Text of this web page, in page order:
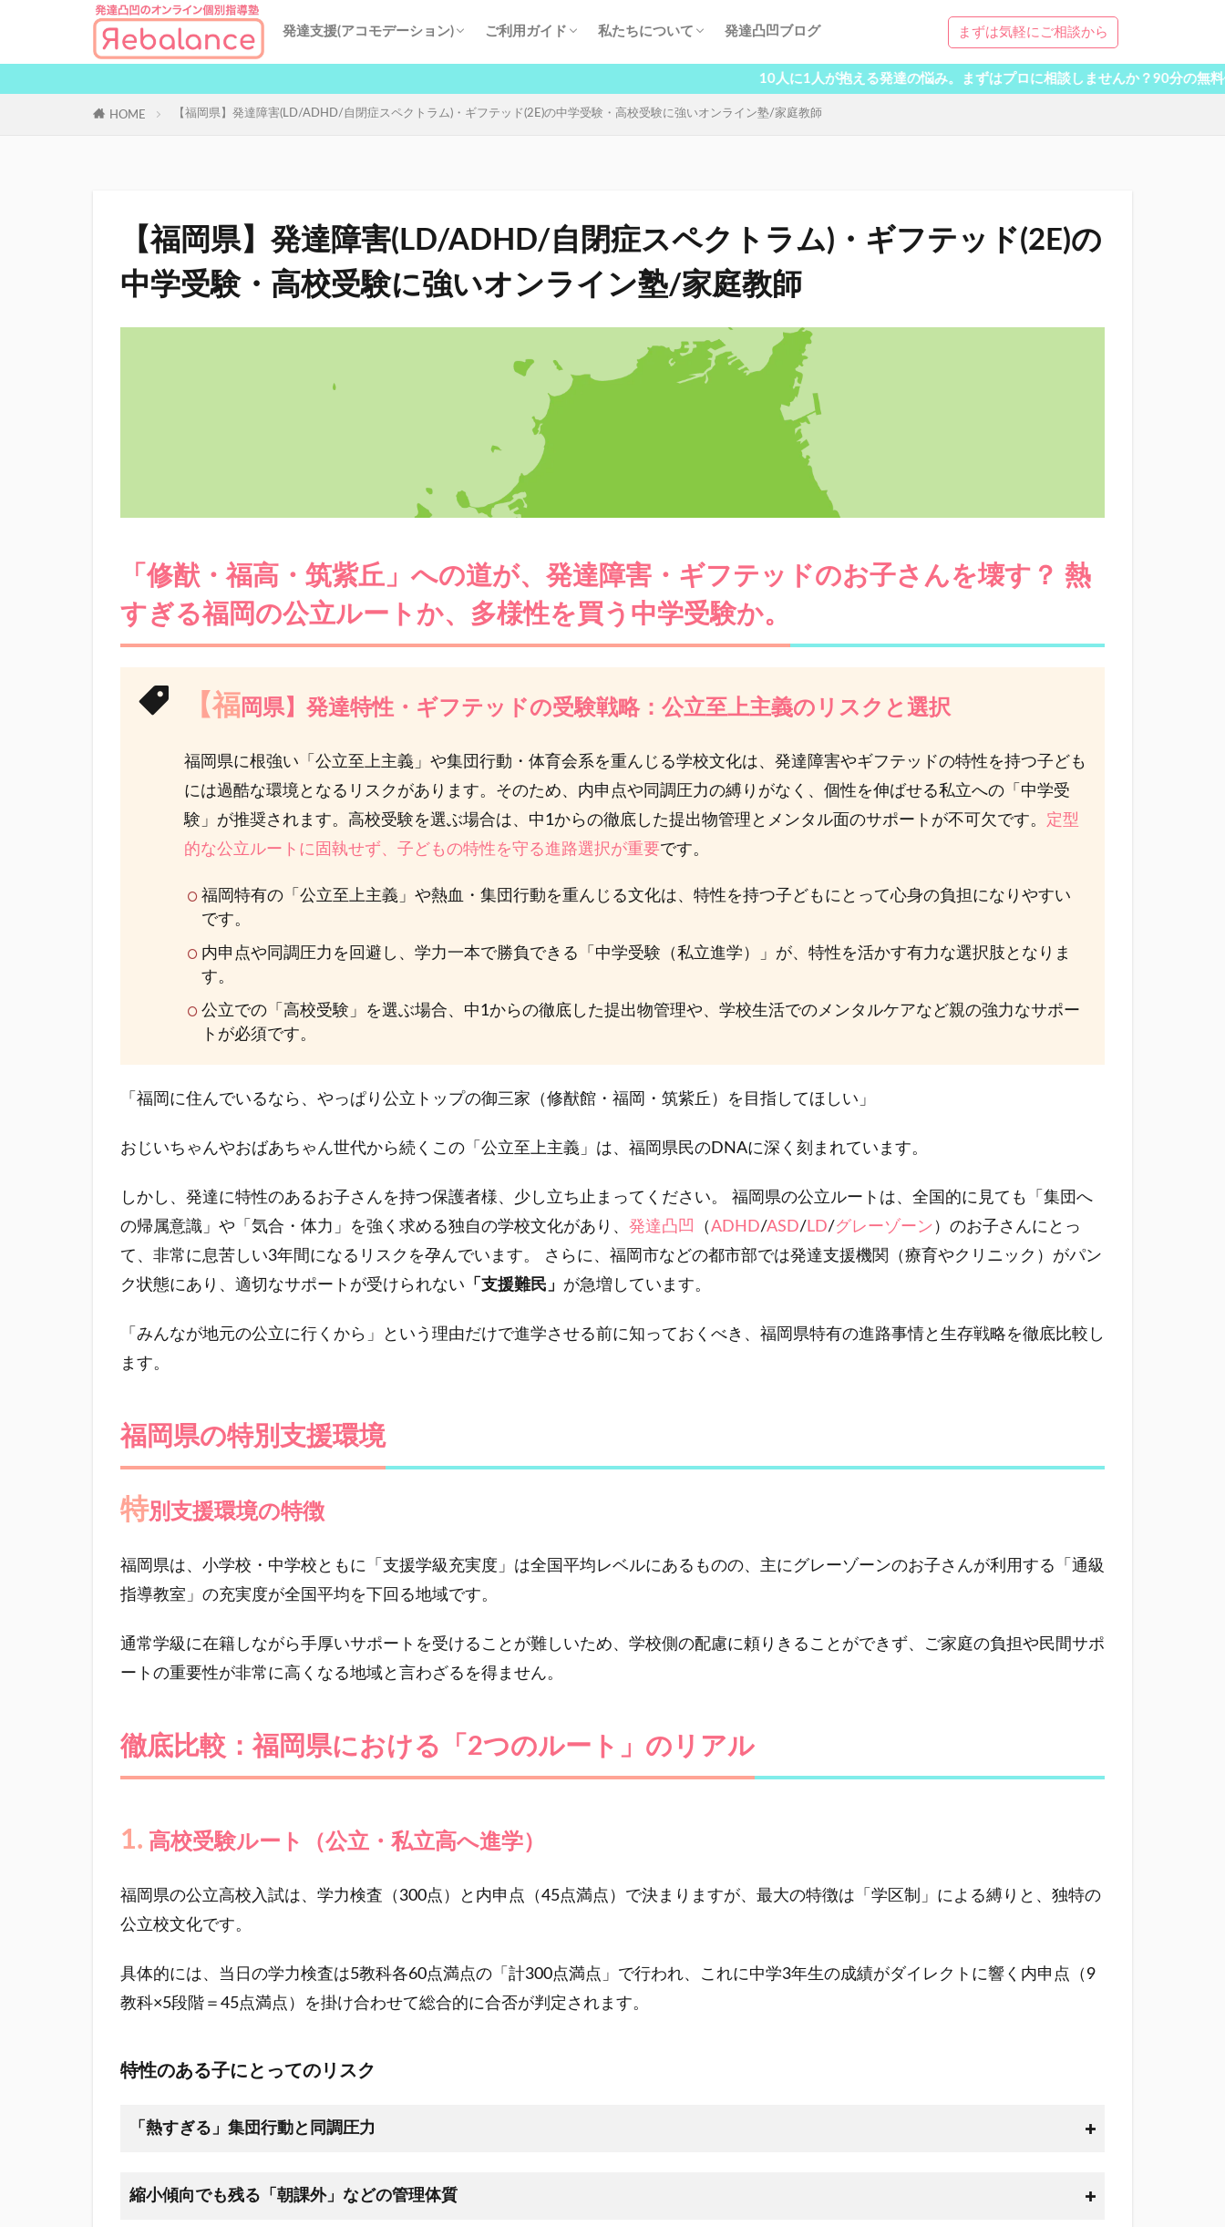
発達支援(アコモデーション) ご利用ガイド 私たちについて 発達凸凹ブログ まずは気軽にご相談から
10人に1人が抱える発達の悩み。まずはプロに相談しませんか？90分の無料体験受付中
HOME 【福岡県】発達障害(LD/ADHD/自閉症スペクトラム)・ギフテッド(2E)の中学受験・高校受験に強いオンライン塾/家庭教師
【福岡県】発達障害(LD/ADHD/自閉症スペクトラム)・ギフテッド(2E)の
中学受験・高校受験に強いオンライン塾/家庭教師
「修猷・福高・筑紫丘」への道が、発達障害・ギフテッドのお子さんを壊す？ 熱
すぎる福岡の公立ルートか、多様性を買う中学受験か。
【福 岡県】発達特性・ギフテッドの受験戦略：公立至上主義のリスクと選択
福岡県に根強い「公立至上主義」や集団行動・体育会系を重んじる学校文化は、発達障害やギフテッドの特性を持つ子ども
には過酷な環境となるリスクがあります。そのため、内申点や同調圧力の縛りがなく、個性を伸ばせる私立への「中学受
験」が推奨されます。高校受験を選ぶ場合は、中1からの徹底した提出物管理とメンタル面のサポートが不可欠です。 定型
的な公立ルートに固執せず、子どもの特性を守る進路選択が重要です。
福岡特有の「公立至上主義」や熱血・集団行動を重んじる文化は、特性を持つ子どもにとって心身の負担になりやすい
です。
内申点や同調圧力を回避し、学力一本で勝負できる「中学受験（私立進学）」が、特性を活かす有力な選択肢となりま
す。
公立での「高校受験」を選ぶ場合、中1からの徹底した提出物管理や、学校生活でのメンタルケアなど親の強力なサポー
トが必須です。
「福岡に住んでいるなら、やっぱり公立トップの御三家（修猷館・福岡・筑紫丘）を目指してほしい」
おじいちゃんやおばあちゃん世代から続くこの「公立至上主義」は、福岡県民のDNAに深く刻まれています。
しかし、発達に特性のあるお子さんを持つ保護者様、少し立ち止まってください。 福岡県の公立ルートは、全国的に見ても「集団へ
の帰属意識」や「気合・体力」を強く求める独自の学校文化があり、 発達凸凹 （ADHD/ASD/ LD/グレーゾーン ）のお子さんにとっ
て、非常に息苦しい3年間になるリスクを孕んでいます。 さらに、福岡市などの都市部では発達支援機関（療育やクリニック）がパン
ク状態にあり、適切なサポートが受けられない 「支援難民」 が急増しています。
「みんなが地元の公立に行くから」という理由だけで進学させる前に知っておくべき、福岡県特有の進路事情と生存戦略を徹底比較し
ます。
福岡県の特別支援環境
特別支援環境の特徴
福岡県は、小学校・中学校ともに「支援学級充実度」は全国平均レベルにあるものの、主にグレーゾーンのお子さんが利用する「通級
指導教室」の充実度が全国平均を下回る地域です。
通常学級に在籍しながら手厚いサポートを受けることが難しいため、学校側の配慮に頼りきることができず、ご家庭の負担や民間サポ
ートの重要性が非常に高くなる地域と言わざるを得ません。
徹底比較：福岡県における「2つのルート」のリアル
1. 高校受験ルート（公立・私立高へ進学）
福岡県の公立高校入試は、学力検査（300点）と内申点（45点満点）で決まりますが、最大の特徴は「学区制」による縛りと、独特の
公立校文化です。
具体的には、当日の学力検査は5教科各60点満点の「計300点満点」で行われ、これに中学3年生の成績がダイレクトに響く内申点（9
教科×5段階＝45点満点）を掛け合わせて総合的に合否が判定されます。
特性のある子にとってのリスク
「熱すぎる」集団行動と同調圧力
縮小傾向でも残る「朝課外」などの管理体質